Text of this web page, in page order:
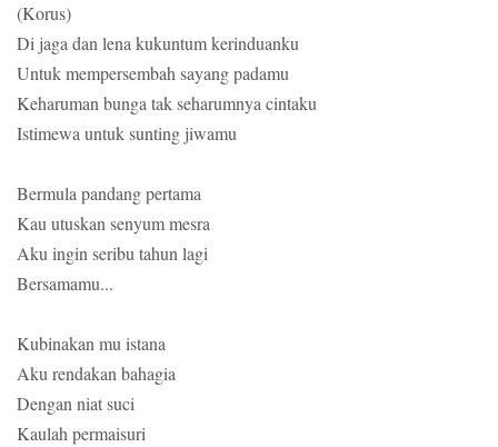
(Korus)
Di jaga dan lena kukuntum kerinduanku
Untuk mempersembah sayang padamu
Keharuman bunga tak seharumnya cintaku
Istimewa untuk sunting jiwamu
Bermula pandang pertama
Kau utuskan senyum mesra
Aku ingin seribu tahun lagi
Bersamamu...
Kubinakan mu istana
Aku rendakan bahagia
Dengan niat suci
Kaulah permaisuri